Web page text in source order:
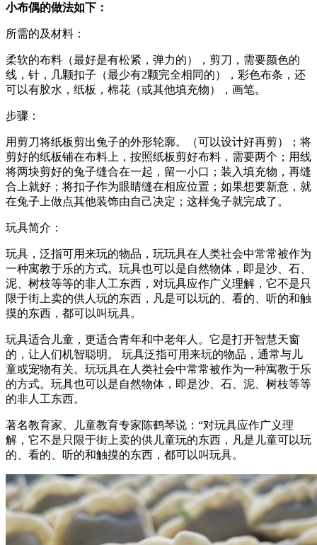
小布偶的做法如下：
所需的及材料：
柔软的布料（最好是有松紧，弹力的），剪刀，需要颜色的
线，针，几颗扣子（最少有2颗完全相同的），彩色布条，还
可以有胶水，纸板，棉花（或其他填充物），画笔。
步骤：
用剪刀将纸板剪出兔子的外形轮廓。（可以设计好再剪）；将
剪好的纸板铺在布料上，按照纸板剪好布料，需要两个；用线
将两块剪好的兔子缝合在一起，留一小口；装入填充物，再缝
合上就好；将扣子作为眼睛缝在相应位置；如果想要新意，就
在兔子上做点其他装饰由自己决定；这样兔子就完成了。
玩具简介：
玩具，泛指可用来玩的物品，玩玩具在人类社会中常常被作为
一种寓教于乐的方式。玩具也可以是自然物体，即是沙、石、
泥、树枝等等的非人工东西，对玩具应作广义理解，它不是只
限于街上卖的供人玩的东西，凡是可以玩的、看的、听的和触
摸的东西，都可以叫玩具。
玩具适合儿童，更适合青年和中老年人。它是打开智慧天窗
的，让人们机智聪明。 玩具泛指可用来玩的物品，通常与儿
童或宠物有关。玩玩具在人类社会中常常被作为一种寓教于乐
的方式。玩具也可以是自然物体，即是沙、石、泥、树枝等等
的非人工东西。
著名教育家、儿童教育专家陈鹤琴说：“对玩具应作广义理
解，它不是只限于街上卖的供儿童玩的东西，凡是儿童可以玩
的、看的、听的和触摸的东西，都可以叫玩具。